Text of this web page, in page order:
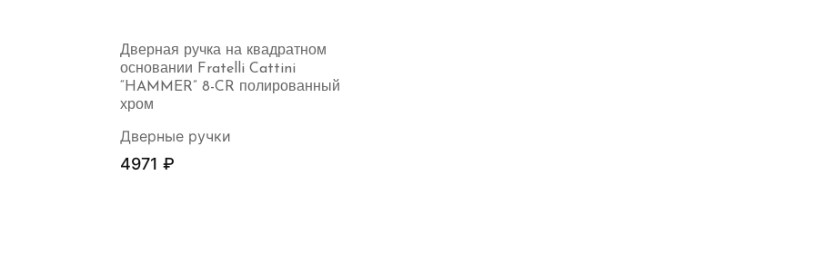
Дверная ручка на квадратном
основании Fratelli Cattini
“HAMMER” 8-CR полированный
хром
Дверные ручки
4971 ₽